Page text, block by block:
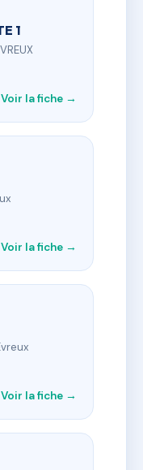
1
Voir la fiche →
Voir la fiche →
Voir la fiche →